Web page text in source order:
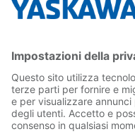
Yaskawa Europe Gmbh
Conferma la tua presenza in